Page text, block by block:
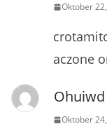
Oktober
aczone
Ohuiwd
Oktober